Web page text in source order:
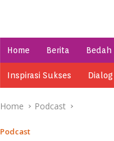
Home Berita Bedah
Inspirasi Sukses
Home Podcast
Podcast